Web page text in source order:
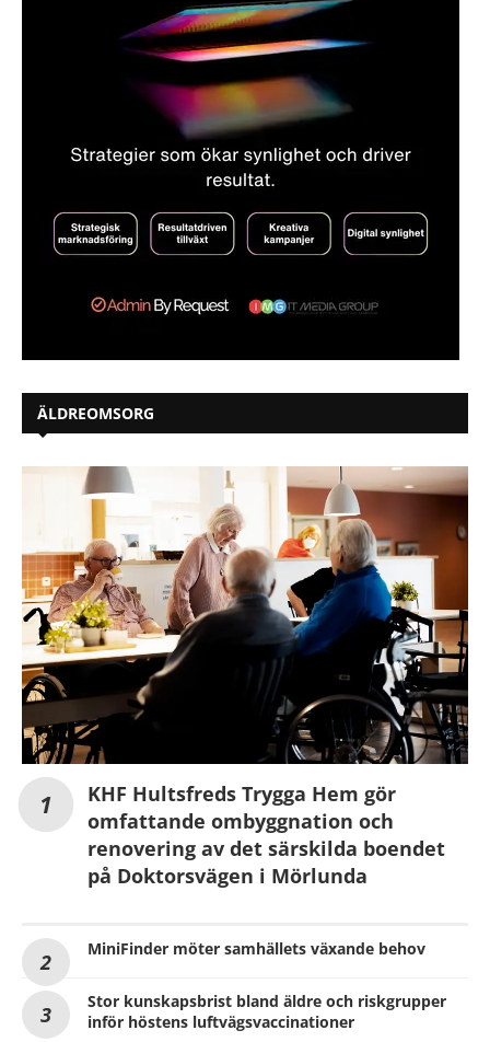
ÄLDREOMSORG
KHF Hultsfreds Trygga Hem gör
omfattande ombyggnation och
renovering av det särskilda boendet
på Doktorsvägen i Mörlunda
MiniFinder möter samhällets växande behov
Stor kunskapsbrist bland äldre och riskgrupper
inför höstens luftvägsvaccinationer